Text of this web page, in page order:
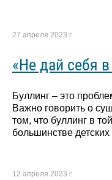
27 апреля 2023 г.
«Не дай себя
Буллинг – это
Важно говорить о
том, что буллинг в
большинстве
12 апреля 2023 г.